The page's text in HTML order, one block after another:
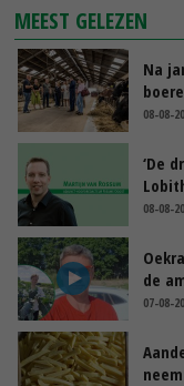
MEEST GELEZEN
Na
08-08-
‘De
08-08-
de
07-08-